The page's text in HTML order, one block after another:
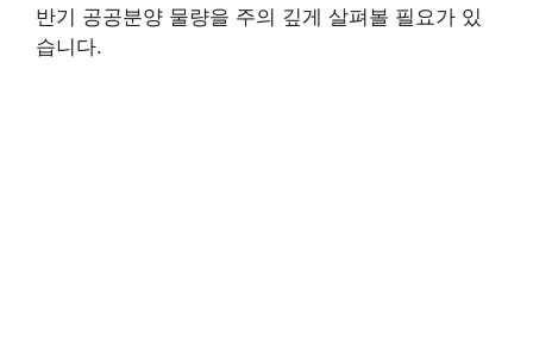
반기 공공분양 물량을 주의 깊게 살펴볼 필요가 있
습니다.